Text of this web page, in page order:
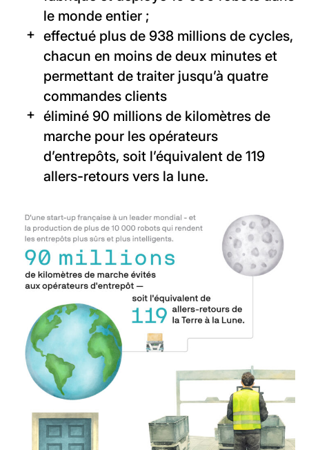
le monde entier ;
effectué plus de 938 millions de cycles,
chacun en moins de deux minutes et
permettant de traiter jusqu’à quatre
commandes clients
éliminé 90 millions de kilomètres de
marche pour les opérateurs
d’entrepôts, soit l’équivalent de 119
allers-retours vers la lune.